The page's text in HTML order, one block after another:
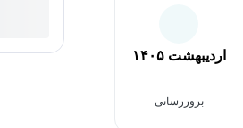
بروزرسانی
اردیبهشت ۱۴۰۵